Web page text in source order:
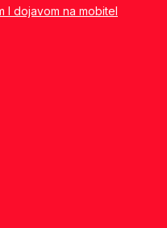
I dojavom na mobitel